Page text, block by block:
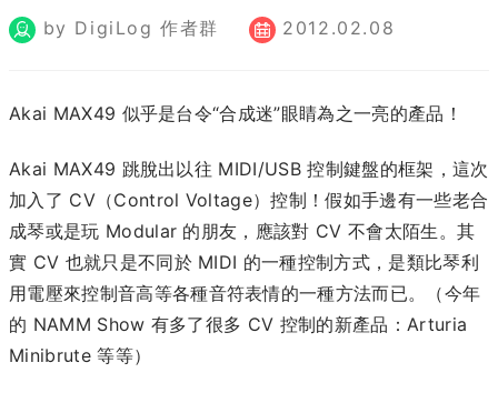
by DigiLog 作者群 2012.02.08
Akai MAX49 似乎是台令“合成迷”眼睛為之一亮的產品！
Akai MAX49 跳脫出以往 MIDI/USB 控制鍵盤的框架，這次
加入了 CV（Control Voltage）控制！假如手邊有一些老合
成琴或是玩 Modular 的朋友，應該對 CV 不會太陌生。其
實 CV 也就只是不同於 MIDI 的一種控制方式，是類比琴利
用電壓來控制音高等各種音符表情的一種方法而已。（今年
的 NAMM Show 有多了很多 CV 控制的新產品：Arturia
Minibrute 等等）